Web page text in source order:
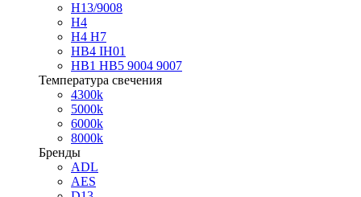
H13/9008
H4
H4 H7
HB4 IH01
HB1 HB5 9004 9007
Температура свечения
4300k
5000k
6000k
8000k
Бренды
ADL
AES